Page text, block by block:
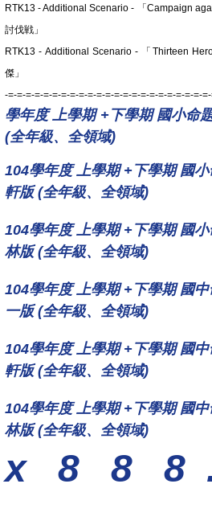
RTK13 - Additional Scenario - 「Campaign
討伐戦」
RTK13 - Additional Scenario - 「Thirteen
傑」
-=-=-=-=-=-=-=-=-=-=-=-=-=-=-=-=-=-=-=-=-=-=-
學年度 上學期 +下學期 國小命
(全年級、全領域)
104學年度 上學期 +下學期 國
軒版 (全年級、全領域)
104學年度 上學期 +下學期 國
林版 (全年級、全領域)
104學年度 上學期 +下學期 國
一版 (全年級、全領域)
104學年度 上學期 +下學期 國
軒版 (全年級、全領域)
104學年度 上學期 +下學期 國
林版 (全年級、全領域)
x 8 8 8